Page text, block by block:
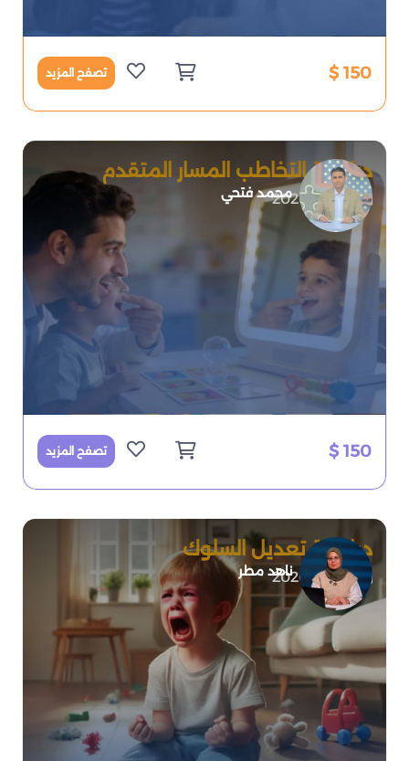
150 $ تصفح المزيد
محمد فتحي
دبلومة التخاطب المسار المتقدم
2026-07-09
150 $ تصفح المزيد
ناهد مطر
دبلومة تعديل السلوك
2026-07-08